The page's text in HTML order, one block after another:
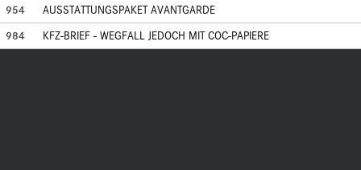
954
AUSSTATTUNGSPAKET AVANTGARDE
984
KFZ-BRIEF - WEGFALL JEDOCH MIT COC-PAPIERE